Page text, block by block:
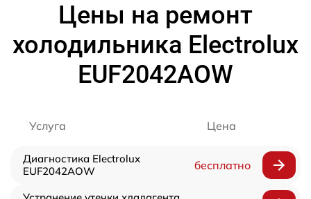
Цены на ремонт
холодильника Electrolux
EUF2042AOW
Услуга Цена
Диагностика Electrolux
EUF2042AOW
бесплатно